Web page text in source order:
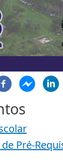
principal
Pré-